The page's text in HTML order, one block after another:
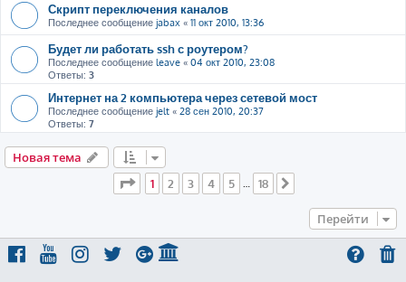
Скрипт переключения каналов
Последнее сообщение jabax « 11 окт 2010, 13:36
Будет ли работать ssh с роутером?
Последнее сообщение leave « 04 окт 2010, 23:08
Ответы: 3
Интернет на 2 компьютера через сетевой мост
Последнее сообщение jelt « 28 сен 2010, 20:37
Ответы: 7
Новая тема
Страница
из 18
1 2 3 4 5 … 18
Перейти